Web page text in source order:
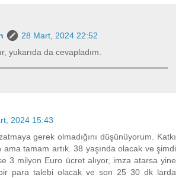
28 Mart, 2024 22:52
yukarıda da cevapladım.
2024 15:43
gerek olmadığını düşünüyorum. Katkı
ama tamam artık. 38 yaşında olacak ve şimdi
3 milyon Euro ücret alıyor, imza atarsa yine
para talebi olacak ve son 25 30 dk larda